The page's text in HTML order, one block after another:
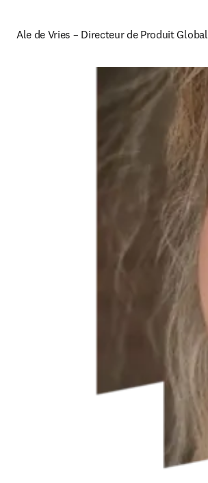
Ale de Vries – Directeur de Produit Global